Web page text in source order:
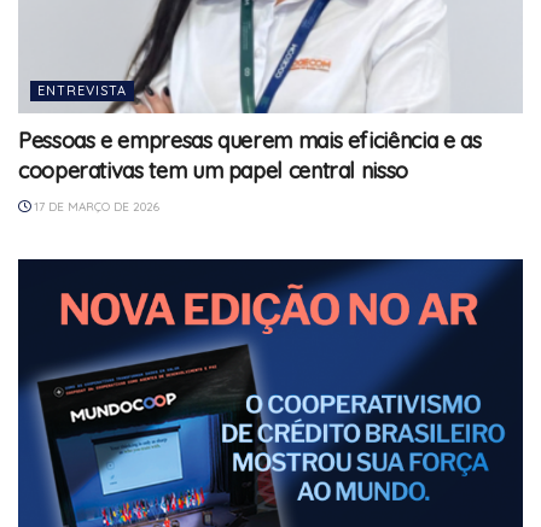
ENTREVISTA
Pessoas e empresas querem mais eficiência e as
cooperativas tem um papel central nisso
17 DE MARÇO DE 2026